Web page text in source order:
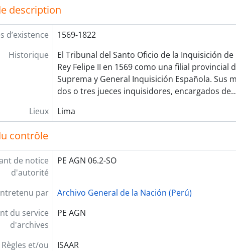
description
d’existence
1569-1822
Historique
El Tribunal del Santo Oficio de la Inquisición
Rey Felipe II en 1569 como una filial provincial
Suprema y General Inquisición Española. Sus
dos o tres jueces inquisidores, encargados de
Lieux
Lima
contrôle
de notice
d'autorité
PE AGN 06.2-SO
par
Archivo General de la Nación (Perú)
du service
d'archives
PE AGN
Règles et/ou
ISAAR